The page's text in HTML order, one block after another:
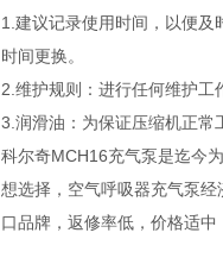
1.建议记录使用时间，以便
时间更换。
2.维护规则：进行任何维护工
3.润滑油：为保证压缩机正常
科尔奇MCH16充气泵是迄今
想选择，空气呼吸器充气泵
口品牌，返修率低，价格适中